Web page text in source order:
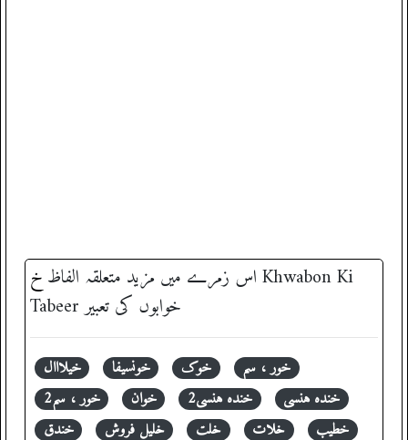
اس زمرے میں مزید متعلقہ الفاظ خ
‎ Khwabon Ki
Tabeer خوابوں کی تعبیر
خیلااال خونسیفا خوک
خور ، سم
خور ، سم2
خوان خندہ ہنسی2
خندہ ہنسی
خندق
خلیل فروش خلت خلات
خطیب